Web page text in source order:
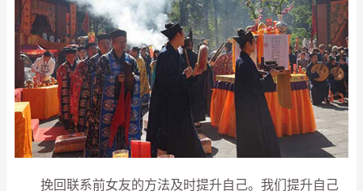
挽回联系前女友的方法及时提升自己。我们提升自己